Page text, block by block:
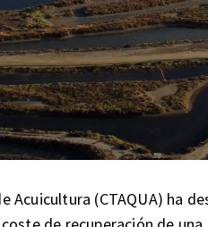
Acuicultura (CTAQUA) ha